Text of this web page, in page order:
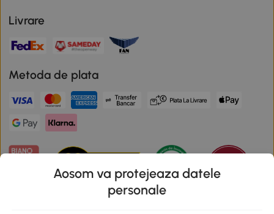
Livrare
Metoda de plata
Aosom va protejeaza datele
personale